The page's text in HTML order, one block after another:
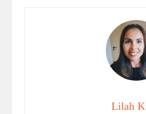
Lilah